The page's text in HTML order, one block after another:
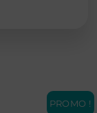
PROMO !